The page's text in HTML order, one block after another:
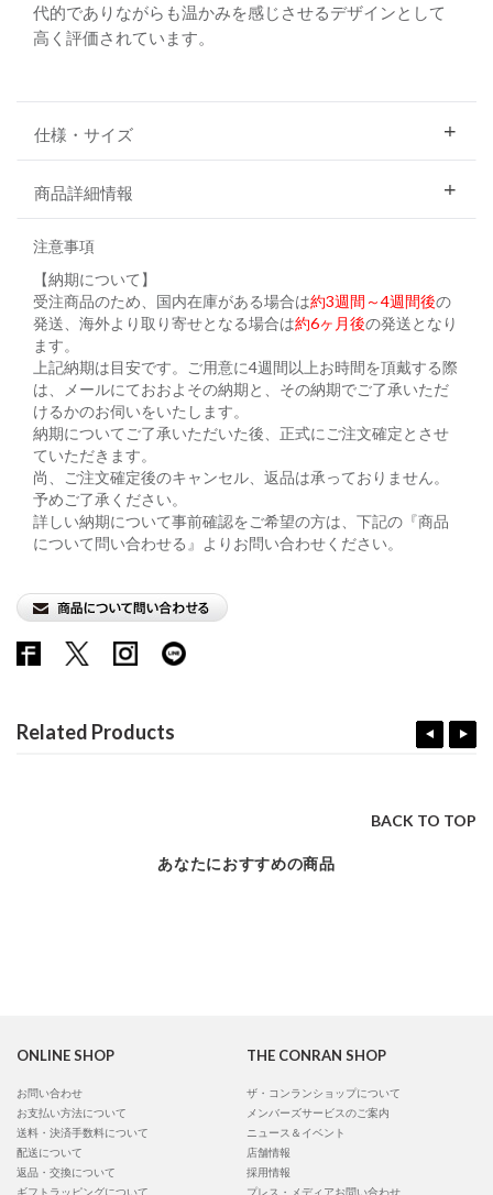
代的でありながらも温かみを感じさせるデザインとして
高く評価されています。
仕様・サイズ
商品詳細情報
注意事項
【納期について】
受注商品のため、国内在庫がある場合は約3週間～4週間後の
発送、海外より取り寄せとなる場合は約6ヶ月後の発送となり
ます。
上記納期は目安です。ご用意に4週間以上お時間を頂戴する際
は、メールにておおよその納期と、その納期でご了承いただ
けるかのお伺いをいたします。
納期についてご了承いただいた後、正式にご注文確定とさせ
ていただきます。
尚、ご注文確定後のキャンセル、返品は承っておりません。
予めご了承ください。
詳しい納期について事前確認をご希望の方は、下記の『商品
について問い合わせる』よりお問い合わせください。
Related Products
BACK TO TOP
あなたにおすすめの商品
ONLINE SHOP
お問い合わせ
お支払い方法について
送料・決済手数料について
配送について
返品・交換について
ギフトラッピングについて
THE CONRAN SHOP
ザ・コンランショップについて
メンバーズサービスのご案内
ニュース＆イベント
店舗情報
採用情報
プレス・メディアお問い合わせ